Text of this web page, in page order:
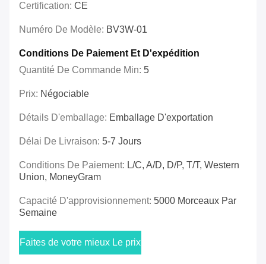
Certification: CE
Numéro De Modèle: BV3W-01
Conditions De Paiement Et D'expédition
Quantité De Commande Min: 5
Prix: Négociable
Détails D'emballage: Emballage D'exportation
Délai De Livraison: 5-7 Jours
Conditions De Paiement: L/C, A/D, D/P, T/T, Western
Union, MoneyGram
Capacité D'approvisionnement: 5000 Morceaux Par
Semaine
Faites de votre mieux Le prix